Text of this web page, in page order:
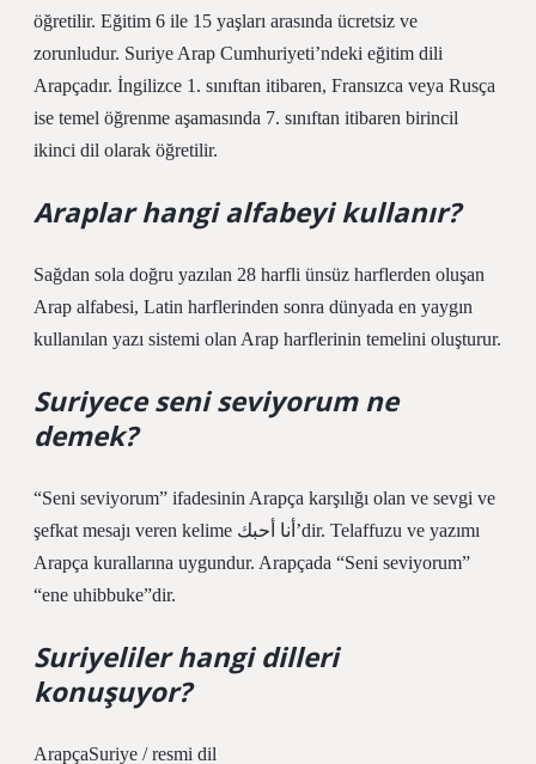
öğretilir. Eğitim 6 ile 15 yaşları arasında ücretsiz ve
zorunludur. Suriye Arap Cumhuriyeti’ndeki eğitim dili
Arapçadır. İngilizce 1. sınıftan itibaren, Fransızca veya Rusça
ise temel öğrenme aşamasında 7. sınıftan itibaren birincil
ikinci dil olarak öğretilir.
Araplar hangi alfabeyi kullanır?
Sağdan sola doğru yazılan 28 harfli ünsüz harflerden oluşan
Arap alfabesi, Latin harflerinden sonra dünyada en yaygın
kullanılan yazı sistemi olan Arap harflerinin temelini oluşturur.
Suriyece seni seviyorum ne
demek?
“Seni seviyorum” ifadesinin Arapça karşılığı olan ve sevgi ve
şefkat mesajı veren kelime أنا أحبك’dir. Telaffuzu ve yazımı
Arapça kurallarına uygundur. Arapçada “Seni seviyorum”
“ene uhibbuke”dir.
Suriyeliler hangi dilleri
konuşuyor?
ArapçaSuriye / resmi dil